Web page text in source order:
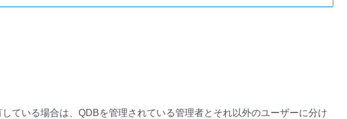
ている場合は、QDBを管理されている管理者とそれ以外のユーザーに分け